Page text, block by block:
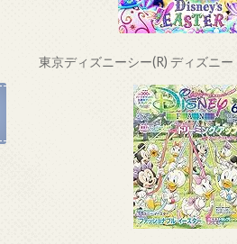
東京ディズニーシー(R) ディズニ